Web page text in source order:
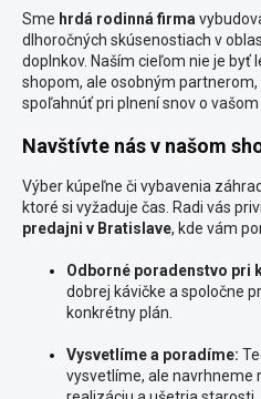
Sme hrdá rodinná firma
dlhoročných skúsenostiach v
doplnkov. Naším cieľom nie je byť
shopom, ale osobným
spoľahnúť pri plnení snov o
Navštívte nás v našom
Výber kúpeľne či vybavenia
ktoré si vyžaduje čas. Radi vás
predajni v Bratislave, kde vám
Odborné poradenstvo pri
dobrej kávičke a spoločne
konkrétny plán.
Vysvetlíme a poradíme:
vysvetlíme, ale navrhneme